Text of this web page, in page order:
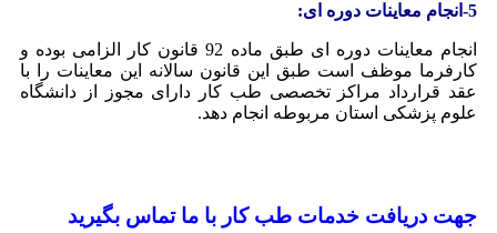
5-انجام معاینات دوره ای:
انجام معاینات دوره ای طبق ماده 92 قانون کار الزامی بوده و
کارفرما موظف است طبق این قانون سالانه این معاینات را با
عقد قرارداد مراکز تخصصی طب کار دارای مجوز از دانشگاه
علوم پزشکی استان مربوطه انجام دهد.
جهت دریافت خدمات طب کار با ما تماس بگیرید